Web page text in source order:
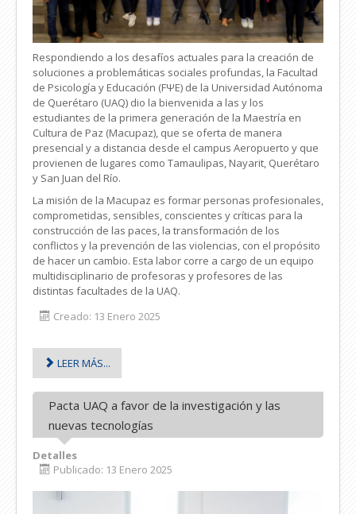
Respondiendo a los desafíos actuales para la creación de
soluciones a problemáticas sociales profundas, la Facultad
de Psicología y Educación (FΨE) de la Universidad Autónoma
de Querétaro (UAQ) dio la bienvenida a las y los
estudiantes de la primera generación de la Maestría en
Cultura de Paz (Macupaz), que se oferta de manera
presencial y a distancia desde el campus Aeropuerto y que
provienen de lugares como Tamaulipas, Nayarit, Querétaro
y San Juan del Río.
La misión de la Macupaz es formar personas profesionales,
comprometidas, sensibles, conscientes y críticas para la
construcción de las paces, la transformación de los
conflictos y la prevención de las violencias, con el propósito
de hacer un cambio. Esta labor corre a cargo de un equipo
multidisciplinario de profesoras y profesores de las
distintas facultades de la UAQ.
Creado: 13 Enero 2025
LEER MÁS...
Pacta UAQ a favor de la investigación y las
nuevas tecnologías
Detalles
Publicado: 13 Enero 2025